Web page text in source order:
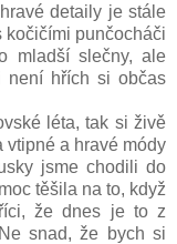
detaily je stále
kočičími punčocháči
mladší slečny, ale
není hřích si občas
léta, tak si živě
vtipné a hravé módy
jsme chodili do
těšila na to, když
že dnes je to z
snad, že bych si